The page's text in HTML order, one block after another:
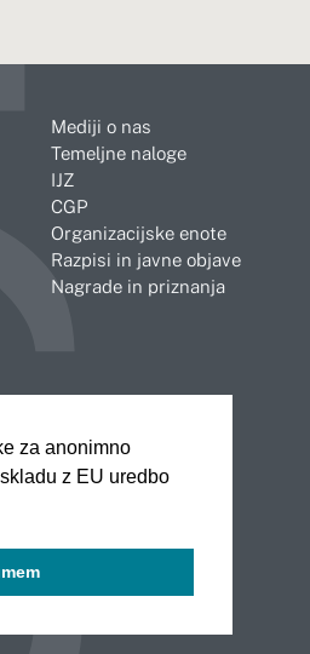
za anonimno
z EU uredbo
Mediji o nas
Temeljne naloge
IJZ
CGP
Organizacijske enote
Razpisi in javne objave
Nagrade in priznanja
Novo mesto
Slovenj Gradec